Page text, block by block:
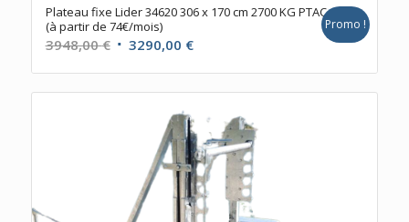
Plateau fixe Lider 34620 306 x 170 cm 2700 KG PTAC
(à partir de 74€/mois)
3948,00€ Le
initial
3948,00 €.
3290,00 €Le
actuel
3290,00 €.
Promo !